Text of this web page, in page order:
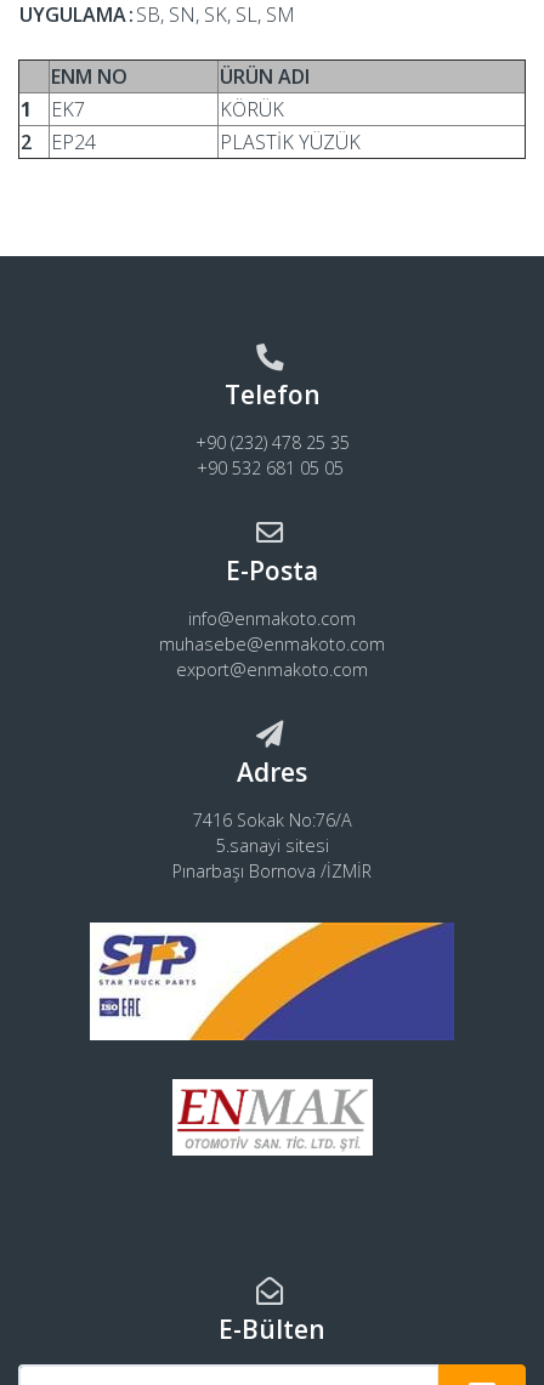
UYGULAMA:SB, SN, SK, SL, SM
ENM NO
ÜRÜN ADI
1
EK7
KÖRÜK
2
EP24 PLASTİK YÜZÜK
Telefon
+90 (232) 478 25 35
+90 532 681 05 05
E-Posta
info@enmakoto.com
muhasebe@enmakoto.com
export@enmakoto.com
Adres
7416 Sokak No:76/A
5.sanayi sitesi
Pınarbaşı Bornova /İZMİR
E-Bülten